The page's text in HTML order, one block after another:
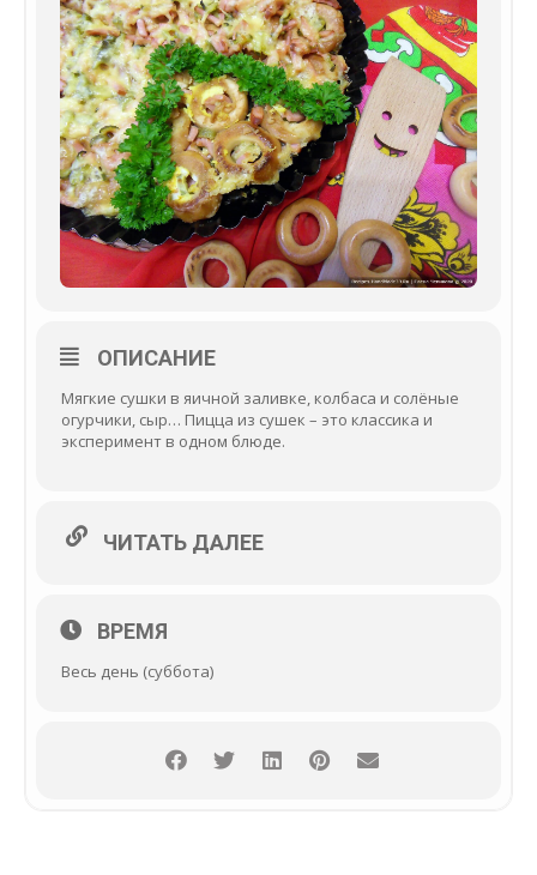
ОПИСАНИЕ
Мягкие сушки в яичной заливке, колбаса и солёные
огурчики, сыр… Пицца из сушек – это классика и
эксперимент в одном блюде.
ЧИТАТЬ ДАЛЕЕ
ВРЕМЯ
Весь день (суббота)